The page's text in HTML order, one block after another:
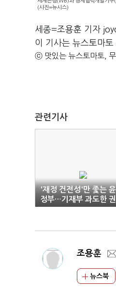
(사진=뉴시스)
세종=조용훈 기자
이 기사는 뉴스토마
ⓒ 맛있는 뉴스토마토, 무
관련기사
'재정 건전성'만 좇는 윤
정부…기재부 과도한 권
한 지적
조용훈
뉴스북